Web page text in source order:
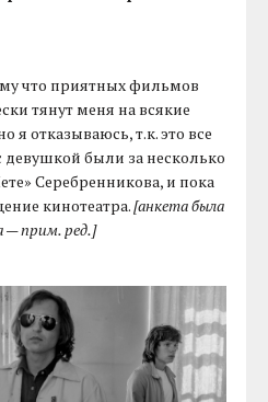
что приятных фильмов
тянут меня на всякие
я отказываюсь, т.к. это все
были за несколько
Серебренникова, и пока
кинотеатра.[анкета была
— прим. ред.]